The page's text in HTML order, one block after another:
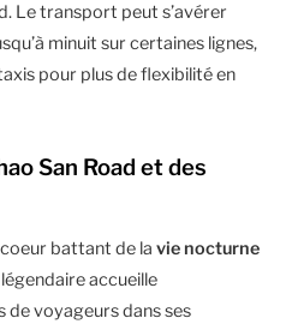
Le transport peut s’avérer
minuit sur certaines lignes,
pour plus de flexibilité en
San Road et des
battant de la vie nocturne
accueille
de voyageurs dans ses